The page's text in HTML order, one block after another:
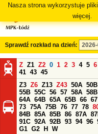
Nasza strona wykorzystuje
więcej.
Sprawdź rozkład na dzień:
Z Z1 Z2 0 1 2 3 4 5 6
41 43 45
Z3 Z6 Z13 Z43 50A 50B
55B 55C 56 57 58A 58B
64A 64B 65A 65B 66 67
73 75A 75B 76 77 78
84B 85A 85B 86 87A
91C 92A 92B 93 94 96
G1 G2 H
W